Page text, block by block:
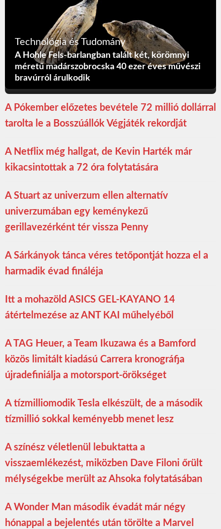
Technológia és Tudomány
A Hohle Fels-barlangban talált két, körömnyi
méretű madárszobrocska 40 ezer éves művészi
bravúrról árulkodik
A Pókember előzetes bevétele 72 millió dollárral
tarolta le a Bosszúállók Végjáték rekordját
A Netflix még hallgat, de Kevin Harték már
kikacsintottak a 72 óra folytatására
A Stuart az univerzum ellen alternatív
univerzumában egy keménykezű
gerillavezérként tér vissza Penny
A Sárkányok tánca véres tetőpontját hozza el a
harmadik évad fináléja
Itt a mohazöld ASICS GEL-KAYANO 14
átértelmezése az ANT KAI műhelyéből
A TAG Heuer, a Team Ikuzawa és a Bamford
közös limitált kiadású Carrera kronográfja
újradefiniálja a motorsport-örökséget
A tízmilliomodik Tesla elkészült, de a második
tízmillió sokkal keményebb menet lesz
A színész véletlenül lebuktatta a
visszaemlékezést, miközben Dave Filoni őrült
mélységekbe merült az Ahsoka folytatásában
A Wonder Man második évadát már négy
hónappal a bejelentés után törölte a Marvel